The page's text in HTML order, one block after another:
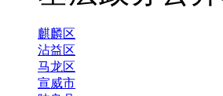
麒麟区
沾益区
马龙区
宣威市